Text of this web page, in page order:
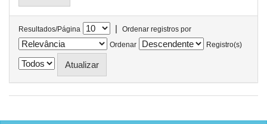
Resultados/Página |
Ordenar registros por
Ordenar
Registro(s)